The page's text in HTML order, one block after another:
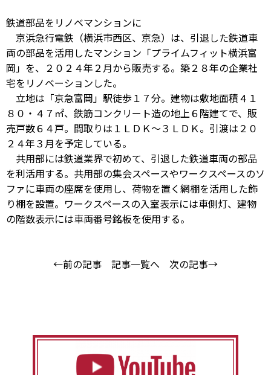
鉄道部品をリノベマンションに
京浜急行電鉄（横浜市西区、京急）は、引退した鉄道車
両の部品を活用したマンション「プライムフィット横浜富
岡」を、２０２４年２月から販売する。築２８年の企業社
宅をリノベーションした。
立地は「京急富岡」駅徒歩１７分。建物は敷地面積４１
８０・４７㎡、鉄筋コンクリート造の地上６階建てで、販
売戸数６４戸。間取りは１ＬＤＫ～３ＬＤＫ。引渡は２０
２４年３月を予定している。
共用部には鉄道業界で初めて、引退した鉄道車両の部品
を利活用する。共用部の集会スペースやワークスペースのソ
ファに車両の座席を使用し、荷物を置く網棚を活用した飾
り棚を設置。ワークスペースの入室表示には車側灯、建物
の階数表示には車両番号銘板を使用する。
←前の記事 記事一覧へ 次の記事→